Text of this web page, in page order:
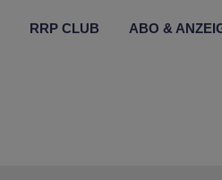
RRP CLUB ABO &